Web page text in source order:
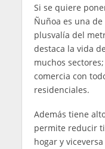
Si se quiere
Ñuñoa es una
plusvalía del
destaca la vida
muchos
comercia con
residenciales.
Además tiene
permite reducir
hogar y